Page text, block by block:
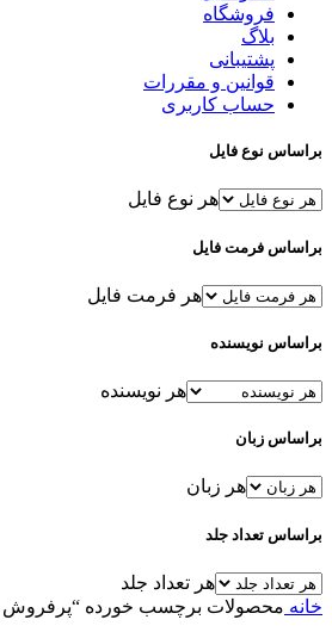
فروشگاه
بلاگ
پشتیبانی
قوانین و مقررات
حساب کاربری
براساس نوع فایل
هر نوع فایل
براساس فرمت فایل
هر فرمت فایل
براساس نویسنده
هر نویسنده
براساس زبان
هر زبان
براساس تعداد جلد
هر تعداد جلد
خانه محصولات برچسب خورده “پرفروش